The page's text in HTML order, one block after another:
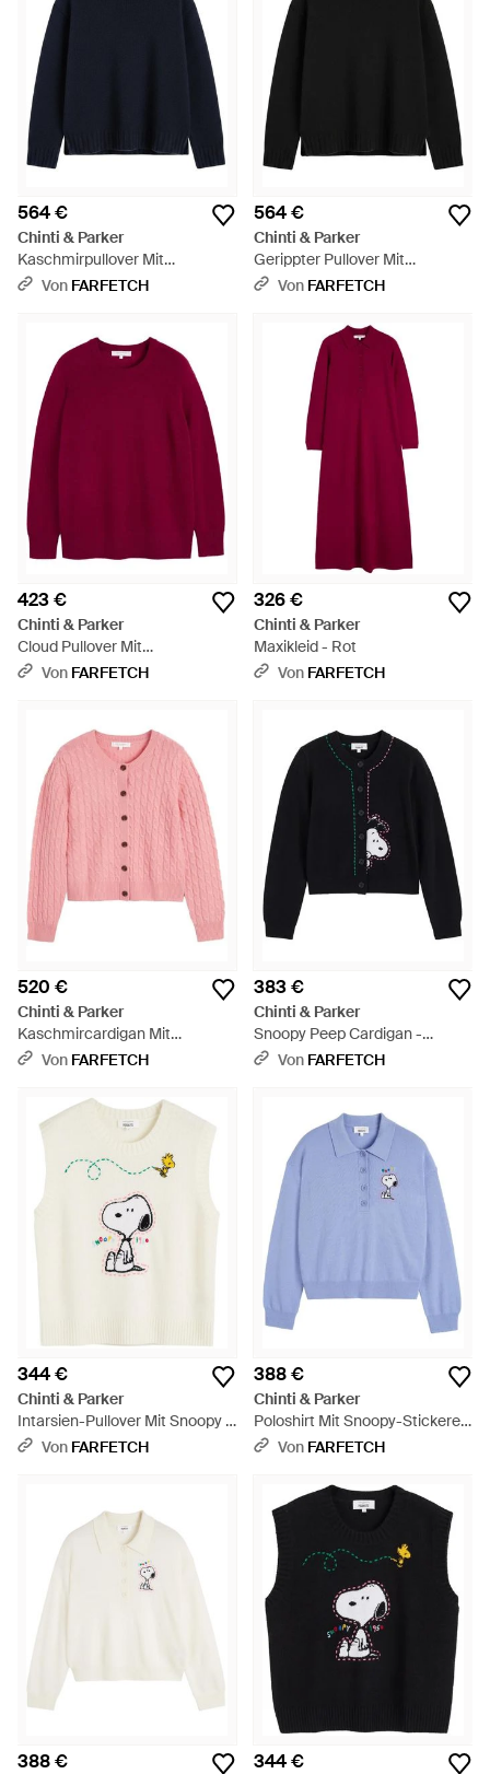
564 €
Chinti & Parker
Kaschmirpullover Mit
Stehkragen - Blau
Von FARFETCH
564 €
Chinti & Parker
Gerippter Pullover Mit
Stehkragen - Schwarz
Von FARFETCH
423 €
Chinti & Parker
Cloud Pullover Mit
Raglanärmeln - Rot
Von FARFETCH
326 €
Chinti & Parker
Maxikleid - Rot
Von FARFETCH
520 €
Chinti & Parker
Kaschmircardigan Mit
Zopfmuster - Pink
Von FARFETCH
383 €
Chinti & Parker
Snoopy Peep Cardigan -
Schwarz
Von FARFETCH
344 €
Chinti & Parker
Intarsien-Pullover Mit Snoopy -
WeißVon FARFETCH
388 €
Chinti & Parker
Poloshirt Mit Snoopy-Stickerei
- Blau
Von FARFETCH
388 € 344 €